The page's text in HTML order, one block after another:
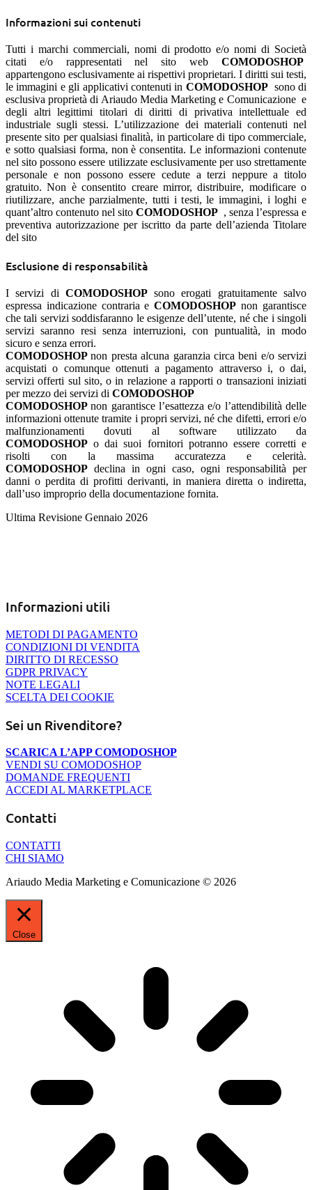
Informazioni sui contenuti
Tutti i marchi commerciali, nomi di prodotto e/o nomi di Società
citati e/o rappresentati nel sito web COMODOSHOP
appartengono esclusivamente ai rispettivi proprietari. I diritti sui testi,
le immagini e gli applicativi contenuti in COMODOSHOPsono di
esclusiva proprietà di Ariaudo Media Marketing e Comunicazione e
degli altri legittimi titolari di diritti di privativa intellettuale ed
industriale sugli stessi. L’utilizzazione dei materiali contenuti nel
presente sito per qualsiasi finalità, in particolare di tipo commerciale,
e sotto qualsiasi forma, non è consentita. Le informazioni contenute
nel sito possono essere utilizzate esclusivamente per uso strettamente
personale e non possono essere cedute a terzi neppure a titolo
gratuito. Non è consentito creare mirror, distribuire, modificare o
riutilizzare, anche parzialmente, tutti i testi, le immagini, i loghi e
quant’altro contenuto nel sito COMODOSHOP , senza l’espressa e
preventiva autorizzazione per iscritto da parte dell’azienda Titolare
del sito
Esclusione di responsabilità
I servizi di COMODOSHOP sono erogati gratuitamente salvo
espressa indicazione contraria eCOMODOSHOP non garantisce
che tali servizi soddisfaranno le esigenze dell’utente, né che i singoli
servizi saranno resi senza interruzioni, con puntualità, in modo
sicuro e senza errori.
COMODOSHOPnon presta alcuna garanzia circa beni e/o servizi
acquistati o comunque ottenuti a pagamento attraverso i, o dai,
servizi offerti sul sito, o in relazione a rapporti o transazioni iniziati
per mezzo dei servizi di COMODOSHOP
COMODOSHOPnon garantisce l’esattezza e/o l’attendibilità delle
informazioni ottenute tramite i propri servizi, né che difetti, errori e/o
malfunzionamenti dovuti al software utilizzato da
COMODOSHOP o dai suoi fornitori potranno essere corretti e
risolti con la massima accuratezza e celerità.
COMODOSHOP declina in ogni caso, ogni responsabilità per
danni o perdita di profitti derivanti, in maniera diretta o indiretta,
dall’uso improprio della documentazione fornita.
Ultima Revisione Gennaio 2026
Informazioni utili
METODI DI PAGAMENTO
CONDIZIONI DI VENDITA
DIRITTO DI RECESSO
GDPR PRIVACY
NOTE LEGALI
SCELTA DEI COOKIE
Sei un Rivenditore?
SCARICA L’APP COMODOSHOP
VENDI SU COMODOSHOP
DOMANDE FREQUENTI
ACCEDI AL MARKETPLACE
Contatti
CONTATTI
CHI SIAMO
Ariaudo Media Marketing e Comunicazione © 2026
Close